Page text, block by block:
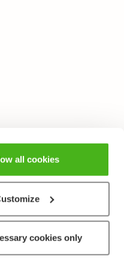
all cookies
cookies only